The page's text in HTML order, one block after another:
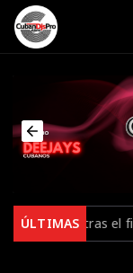
ÚLTIMAS
el final de su gira